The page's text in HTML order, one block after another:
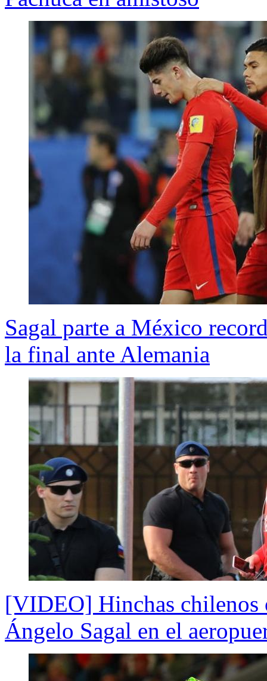
Sagal parte a México
la final ante Alemania
[VIDEO] Hinchas chilenos
Ángelo Sagal en el